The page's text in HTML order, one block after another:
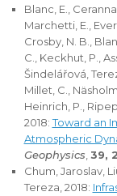
Blanc, E.,
Marchetti, E.,
Crosby, N. B.,
C., Keckhut, P.,
Šindelářová,
Millet, C.,
Heinrich, P.,
2018:Toward an
Atmospheric
Geophysics 39, 2
Chum, Jaroslav,
Tereza, 2018: